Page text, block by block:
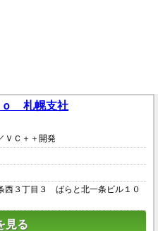
札幌支社
ＶＣ＋＋開発
西３丁目３ ばらと北一条ビル１０
見る